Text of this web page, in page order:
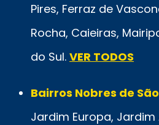
Pires, Ferraz de
Rocha, Caieiras,
do Sul. VER TODOS
Bairros Nobres de
Jardim Europa,